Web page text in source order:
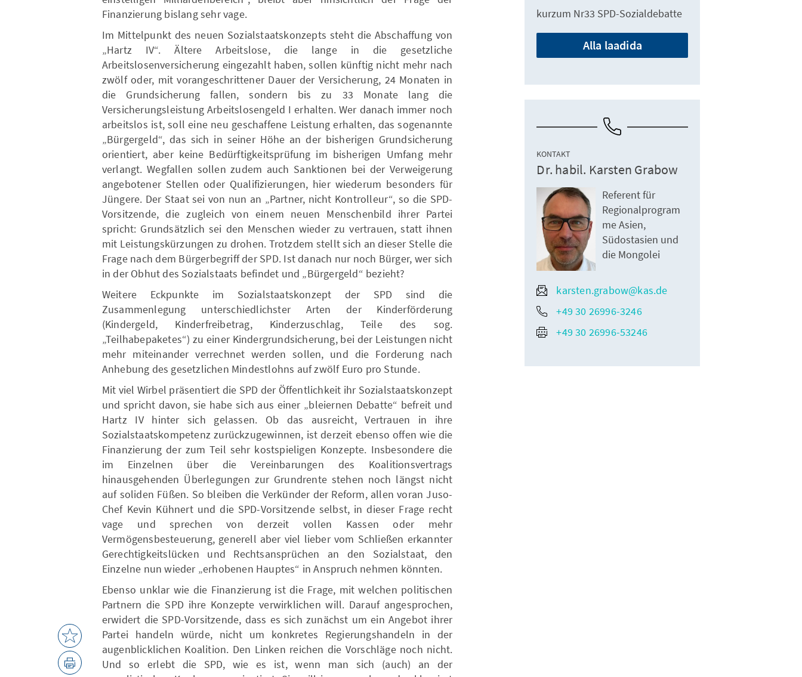
Finanzierung bislang sehr vage.
Im Mittelpunkt des neuen Sozialstaatskonzepts steht die Abschaffung von
„Hartz IV“. Ältere Arbeitslose, die lange in die gesetzliche
Arbeitslosenversicherung eingezahlt haben, sollen künftig nicht mehr nach
zwölf oder, mit vorangeschrittener Dauer der Versicherung, 24 Monaten in
die Grundsicherung fallen, sondern bis zu 33 Monate lang die
Versicherungsleistung Arbeitslosengeld I erhalten. Wer danach immer noch
arbeitslos ist, soll eine neu geschaffene Leistung erhalten, das sogenannte
„Bürgergeld“, das sich in seiner Höhe an der bisherigen Grundsicherung
orientiert, aber keine Bedürftigkeitsprüfung im bisherigen Umfang mehr
verlangt. Wegfallen sollen zudem auch Sanktionen bei der Verweigerung
angebotener Stellen oder Qualifizierungen, hier wiederum besonders für
Jüngere. Der Staat sei von nun an „Partner, nicht Kontrolleur“, so die SPD-
Vorsitzende, die zugleich von einem neuen Menschenbild ihrer Partei
spricht: Grundsätzlich sei den Menschen wieder zu vertrauen, statt ihnen
mit Leistungskürzungen zu drohen. Trotzdem stellt sich an dieser Stelle die
Frage nach dem Bürgerbegriff der SPD. Ist danach nur noch Bürger, wer sich
in der Obhut des Sozialstaats befindet und „Bürgergeld“ bezieht?
Weitere Eckpunkte im Sozialstaatskonzept der SPD sind die
Zusammenlegung unterschiedlichster Arten der Kinderförderung
(Kindergeld, Kinderfreibetrag, Kinderzuschlag, Teile des sog.
„Teilhabepaketes“) zu einer Kindergrundsicherung, bei der Leistungen nicht
mehr miteinander verrechnet werden sollen, und die Forderung nach
Anhebung des gesetzlichen Mindestlohns auf zwölf Euro pro Stunde.
Mit viel Wirbel präsentiert die SPD der Öffentlichkeit ihr Sozialstaatskonzept
und spricht davon, sie habe sich aus einer „bleiernen Debatte“ befreit und
Hartz IV hinter sich gelassen. Ob das ausreicht, Vertrauen in ihre
Sozialstaatskompetenz zurückzugewinnen, ist derzeit ebenso offen wie die
Finanzierung der zum Teil sehr kostspieligen Konzepte. Insbesondere die
im Einzelnen über die Vereinbarungen des Koalitionsvertrags
hinausgehenden Überlegungen zur Grundrente stehen noch längst nicht
auf soliden Füßen. So bleiben die Verkünder der Reform, allen voran Juso-
Chef Kevin Kühnert und die SPD-Vorsitzende selbst, in dieser Frage recht
vage und sprechen von derzeit vollen Kassen oder mehr
Vermögensbesteuerung, generell aber viel lieber vom Schließen erkannter
Gerechtigkeitslücken und Rechtsansprüchen an den Sozialstaat, den
Einzelne nun wieder „erhobenen Hauptes“ in Anspruch nehmen könnten.
Ebenso unklar wie die Finanzierung ist die Frage, mit welchen politischen
Partnern die SPD ihre Konzepte verwirklichen will. Darauf angesprochen,
erwidert die SPD-Vorsitzende, dass es sich zunächst um ein Angebot ihrer
Partei handeln würde, nicht um konkretes Regierungshandeln in der
augenblicklichen Koalition. Den Linken reichen die Vorschläge noch nicht.
Und so erlebt die SPD, wie es ist, wenn man sich (auch) an der
kurzum Nr33 SPD-Sozialdebatte
Alla laadida
KONTAKT
Dr. habil. Karsten Grabow
Referent für
Regionalprogram
me Asien,
Südostasien und
die Mongolei
karsten.grabow@kas.de
+49 30 26996-3246
+49 30 26996-53246